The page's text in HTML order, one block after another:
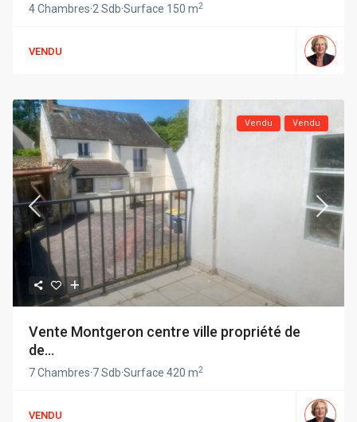
4 Chambres·2 Sdb·Surface 150 m2
VENDU
Vendu Vendu
Vente Montgeron centre ville propriété de
de...
7 Chambres·7 Sdb·Surface420 m2
VENDU